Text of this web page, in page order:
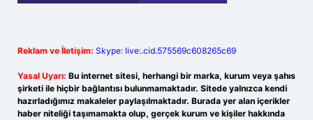
Reklam ve İletişim: Skype: live:.cid.575569c608265c69
Yasal Uyarı: Bu internet sitesi, herhangi bir marka, kurum veya şahıs
şirketi ile hiçbir bağlantısı bulunmamaktadır. Sitede yalnızca kendi
hazırladığımız makaleler paylaşılmaktadır. Burada yer alan içerikler
haber niteliği taşımamakta olup, gerçek kurum ve kişiler hakkında